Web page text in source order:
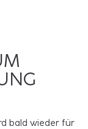
bald wieder für